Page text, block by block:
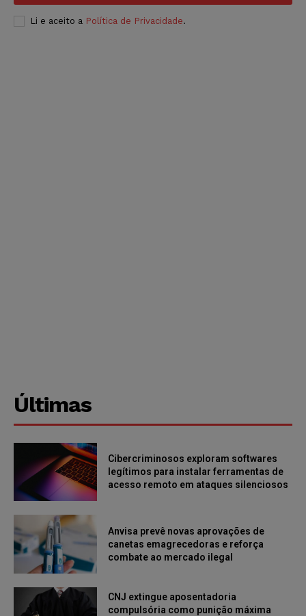
Li e aceito a Política de Privacidade.
Últimas
Cibercriminosos exploram softwares
legítimos para instalar ferramentas de
acesso remoto em ataques silenciosos
Anvisa prevê novas aprovações de
canetas emagrecedoras e reforça
combate ao mercado ilegal
CNJ extingue aposentadoria
compulsória como punição máxima